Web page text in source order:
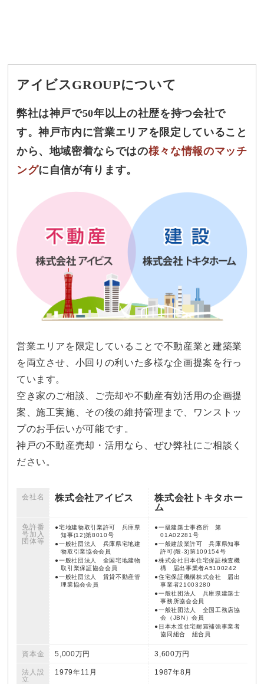
アイビスGROUPについて
弊社は神戸で50年以上の社歴を持つ会社で
す。神戸市内に営業エリアを限定していること
から、地域密着ならではの様々な情報のマッチ
ングに自信が有ります。
営業エリアを限定していることで不動産業と建築業
を両立させ、小回りの利いた多様な企画提案を行っ
ています。
空き家のご相談、ご売却や不動産有効活用の企画提
案、施工実施、その後の維持管理まで、ワンストッ
プのお手伝いが可能です。
神戸の不動産売却・活用なら、ぜひ弊社にご相談く
ださい。
会社名 株式会社アイビス
株式会社トキタホー
ム
免許番
号加入
団体等
宅地建物取引業許可 兵庫県
知事(12)第8010号
一般社団法人 兵庫県宅地建
物取引業協会会員
一般社団法人 全国宅地建物
取引業保証協会会員
一般社団法人 賃貸不動産管
理業協会会員
一級建築士事務所 第
01A02281号
一般建設業許可 兵庫県知事
許可(般-3)第109154号
株式会社日本住宅保証検査機
構 届出事業者A5100242
住宅保証機構株式会社 届出
事業者21003280
一般社団法人 兵庫県建築士
事務所協会会員
一般社団法人 全国工務店協
会（JBN）会員
日本木造住宅耐震補強事業者
協同組合 組合員
資本金 5,000万円 3,600万円
法人設
立
1979年11月 1987年8月